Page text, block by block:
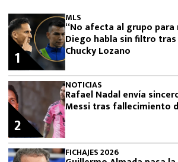
MLS
“No afecta al grupo para
Diego habla sin filtro
Chucky Lozano
1
NOTICIAS
Rafael Nadal envía
Messi tras fallecimiento
2
FICHAJES 2026